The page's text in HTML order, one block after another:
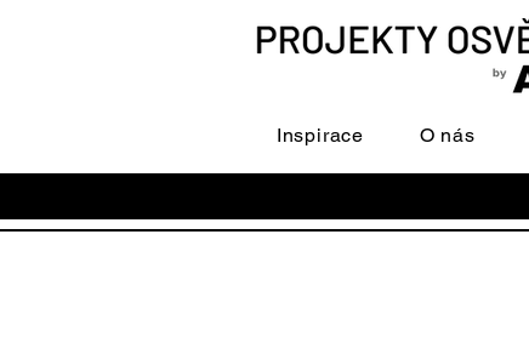
Inspirace O nás